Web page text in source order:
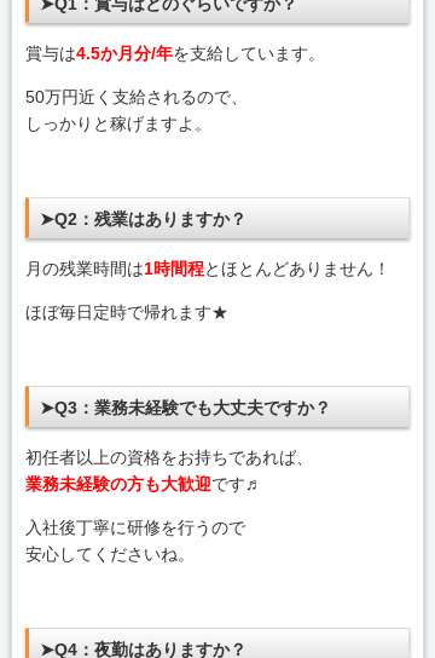
➤Q1：賞与はどのぐらいですか？
賞与は4.5か月分/年を支給しています。
50万円近く支給されるので、
しっかりと稼げますよ。
➤Q2：残業はありますか？
月の残業時間は1時間程とほとんどありません！
ほぼ毎日定時で帰れます★
➤Q3：業務未経験でも大丈夫ですか？
初任者以上の資格をお持ちであれば、
業務未経験の方も大歓迎です♬
入社後丁寧に研修を行うので
安心してくださいね。
➤Q4：夜勤はありますか？